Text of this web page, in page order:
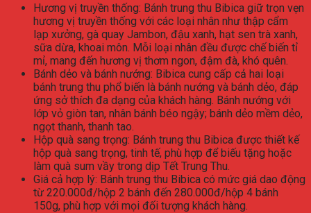
Hương vị truyền thống: Bánh trung thu Bibica giữ trọn vẹn
hương vị truyền thống với các loại nhân như thập cẩm
lạp xưởng, gà quay Jambon, đậu xanh, hạt sen trà xanh,
sữa dừa, khoai môn. Mỗi loại nhân đều được chế biến tỉ
mỉ, mang đến hương vị thơm ngon, đậm đà, khó quên.
Bánh dẻo và bánh nướng: Bibica cung cấp cả hai loại
bánh trung thu phổ biến là bánh nướng và bánh dẻo, đáp
ứng sở thích đa dạng của khách hàng. Bánh nướng với
lớp vỏ giòn tan, nhân bánh béo ngậy; bánh dẻo mềm dẻo,
ngọt thanh, thanh tao.
Hộp quà sang trọng: Bánh trung thu Bibica được thiết kế
hộp quà sang trọng, tinh tế, phù hợp để biếu tặng hoặc
làm quà sum vầy trong dịp Tết Trung Thu.
Giá cả hợp lý: Bánh trung thu Bibica có mức giá dao động
từ 220.000đ/hộp 2 bánh đến 280.000đ/hộp 4 bánh
150g, phù hợp với mọi đối tượng khách hàng.